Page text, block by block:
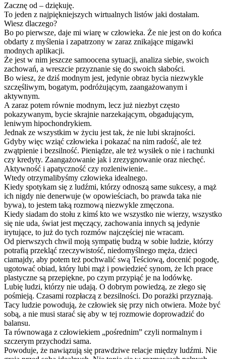
Zacznę od – dziękuję.
To jeden z najpiękniejszych wirtualnych listów jaki dostałam.
Wiesz dlaczego?
Bo po pierwsze, daje mi wiarę w człowieka. Że nie jest on do końca
obdarty z myślenia i zapatrzony w zaraz znikające migawki
modnych aplikacji.
Że jest w nim jeszcze samoocena sytuacji, analiza siebie, swoich
zachowań, a wreszcie przyznanie się do swoich słabości.
Bo wiesz, że dziś modnym jest, jedynie obraz bycia niezwykle
szczęśliwym, bogatym, podróżującym, zaangażowanym i
aktywnym.
A zaraz potem równie modnym, lecz już niezbyt często
pokazywanym, bycie skrajnie narzekającym, obgadującym,
leniwym hipochondrykiem.
Jednak ze wszystkim w życiu jest tak, że nie lubi skrajności.
Gdyby więc wziąć człowieka i pokazać na nim radość, ale też
zwątpienie i bezsilność. Pieniądze, ale też wysiłek o nie i rachunki
czy kredyty. Zaangażowanie jak i zrezygnowanie oraz niechęć.
Aktywność i apatyczność czy rozleniwienie..
Wtedy otrzymalibyśmy człowieka idealnego.
Kiedy spotykam się z ludźmi, którzy odnoszą same sukcesy, a mąż
ich nigdy nie denerwuje (w opowieściach, bo prawda taka nie
bywa), to jestem taką rozmową niezwykle zmęczona.
Kiedy siadam do stołu z kimś kto we wszystko nie wierzy, wszystko
się nie uda, świat jest męczący, zachowania innych są jedynie
irytujące, to już do tych rozmów najczęściej nie wracam.
Od pierwszych chwil moją sympatię budzą w sobie ludzie, którzy
potrafią przekląć rzeczywistość, niedomyślnego męża, dzieci
ciamajdy, aby potem też pochwalić swą Teściową, docenić pogodę,
ugotować obiad, który lubi mąż i powiedzieć synom, że Ich prace
plastyczne są przepiękne, po czym przypiąć je na lodówkę.
Lubię ludzi, którzy nie udają. O dobrym powiedzą, ze złego się
pośmieją. Czasami rozpłaczą z bezsilności. Do porażki przyznają.
Tacy ludzie powodują, że człowiek się przy nich otwiera. Może być
sobą, a nie musi starać się aby w tej rozmowie doprowadzić do
balansu.
Ta równowaga z człowiekiem „pośrednim” czyli normalnym i
szczerym przychodzi sama.
Powoduje, że nawiązują się prawdziwe relacje między ludźmi. Nie